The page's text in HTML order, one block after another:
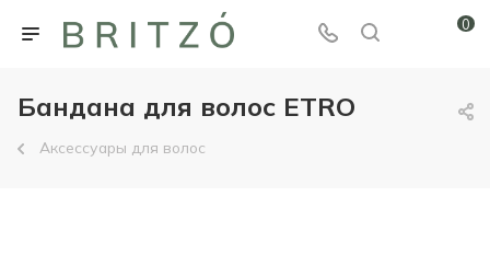
0
Бандана для волос ETRO
Аксессуары для волос